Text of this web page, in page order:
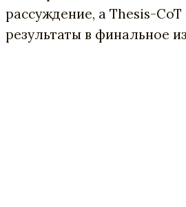
рассуждение, а Thesis-CoT
результаты в финальное